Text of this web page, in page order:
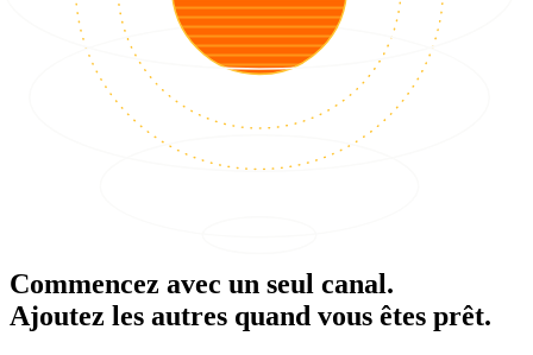
Commencez avec un seul canal.
Ajoutez les autres quand vous êtes prêt.